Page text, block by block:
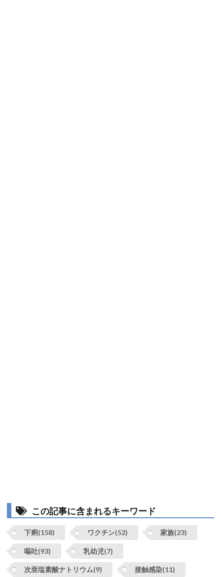
この記事に含まれるキーワード
下痢(158) ワクチン(52) 家族(23)
嘔吐(93) 乳幼児(7)
次亜塩素酸ナトリウム(9) 接触感染(11)